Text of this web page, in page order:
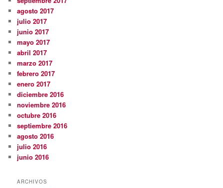
agosto 2017
julio 2017
junio 2017
mayo 2017
abril 2017
marzo 2017
febrero 2017
enero 2017
diciembre 2016
noviembre 2016
octubre 2016
septiembre 2016
agosto 2016
julio 2016
junio 2016
ARCHIVOS